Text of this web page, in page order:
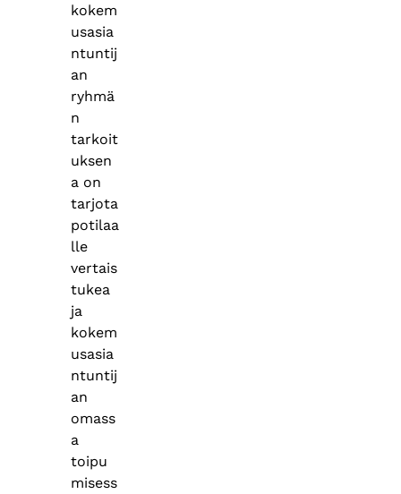
kokem
usasia
ntuntij
an
ryhmä
n
tarkoit
uksen
a on
tarjota
potilaa
lle
vertais
tukea
ja
kokem
usasia
ntuntij
an
omass
a
toipu
misess